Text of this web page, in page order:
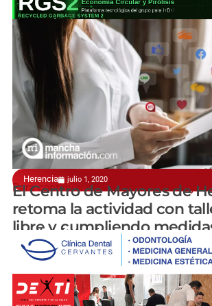
Herencia julio 1, 2020
Para continuar con el ejercicio físico y
El Centro de Mayores de
retoma la actividad con
libre y cumpliendo
manchainformacion.com